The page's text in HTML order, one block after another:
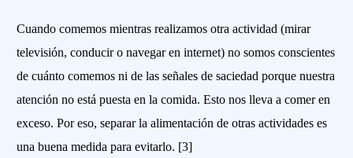
Cuando comemos mientras realizamos otra actividad (mirar
televisión, conducir o navegar en internet) no somos conscientes
de cuánto comemos ni de las señales de saciedad porque nuestra
atención no está puesta en la comida. Esto nos lleva a comer en
exceso. Por eso, separar la alimentación de otras actividades es
una buena medida para evitarlo. [3]